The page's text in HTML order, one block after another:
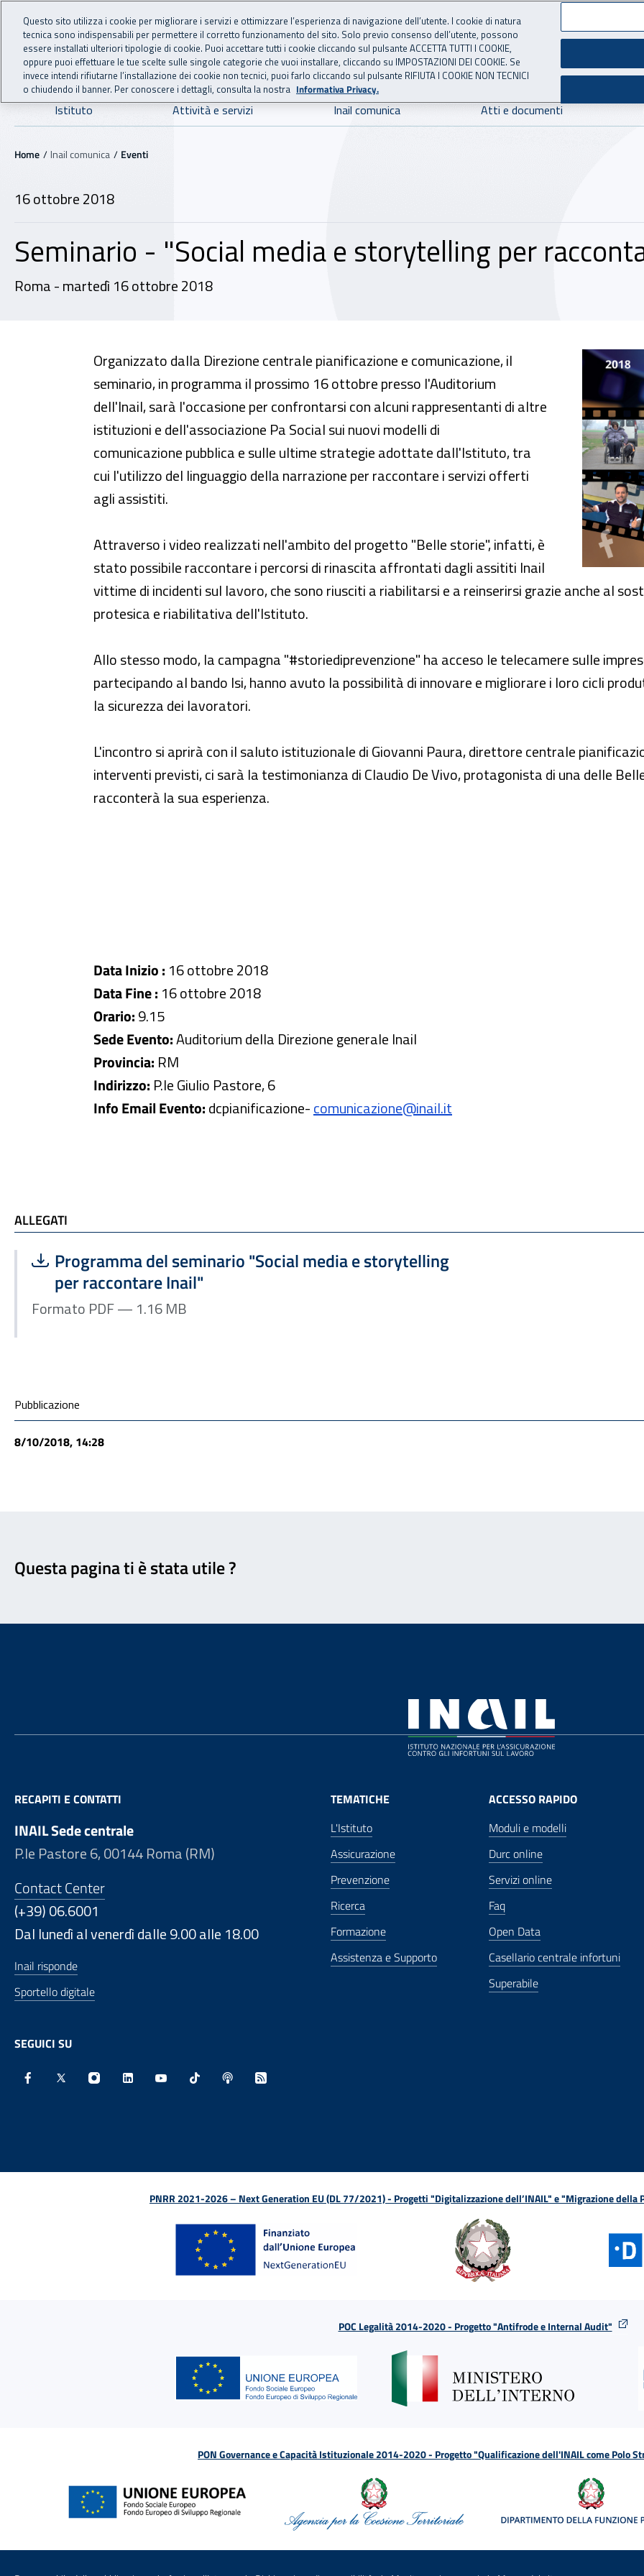
Vai al menu principale
Vai al contenuto principale
INAIL - Istituto Nazionale per l'Assicurazione
Navigazione principale
Istituto Attività e servizi Inail comunica Atti e documenti
Navigazione - Ti trovi in:
Home Inail comunica Eventi
16 ottobre 2018
Seminario - "Social media e storytelling per
Roma - martedì 16 ottobre 2018
Seminario - "Social media e storytelling per raccontare Inail"
Organizzato dalla Direzione centrale pianificazione e comunicazione, il
seminario, in programma il prossimo 16 ottobre presso l'Auditorium
dell'Inail, sarà l'occasione per confrontarsi con alcuni rappresentanti di altre
istituzioni e dell'associazione Pa Social sui nuovi modelli di
comunicazione pubblica e sulle ultime strategie adottate dall'Istituto, tra
cui l'utilizzo del linguaggio della narrazione per raccontare i servizi offerti
agli assistiti.
Attraverso i video realizzati nell'ambito del progetto "Belle storie", infatti, è
stato possibile raccontare i percorsi di rinascita affrontati dagli assititi Inail
vittime di incidenti sul lavoro, che sono riusciti a riabilitarsi e a reinserirsi grazie anche al
protesica e riabilitativa dell'Istituto.
Allo stesso modo, la campagna "#storiediprevenzione" ha acceso le telecamere sulle
partecipando al bando Isi, hanno avuto la possibilità di innovare e migliorare i loro cicli
la sicurezza dei lavoratori.
L'incontro si aprirà con il saluto istituzionale di Giovanni Paura, direttore centrale
interventi previsti, ci sarà la testimonianza di Claudio De Vivo, protagonista di una delle
racconterà la sua esperienza.
Data Inizio : 16 ottobre 2018
Data Fine : 16 ottobre 2018
Orario:9.15
Sede Evento:Auditorium della Direzione generale Inail
Provincia: RM
Indirizzo: P.le Giulio Pastore, 6
Info Email Evento:dcpianificazione-comunicazione@inail.it
ALLEGATI
ALLEGATI
Scarica file:
Programma del seminario "Social media e storytelling
per raccontare Inail"
Formato PDF — Dimensione 1.16 MB
Formato PDF — 1.16 MB
Condivisione social
Pubblicazione
8/10/2018, 14:28
Questa pagina ti è stata utile ?
RECAPITI E CONTATTI
INAIL Sede centrale
P.le Pastore 6, 00144 Roma (RM)
Contact Center
(+39) 06.6001
Dal lunedì al venerdì dalle 9.00 alle 18.00
Inail risponde
Sportello digitale
SEGUICI SU
TEMATICHE
L'Istituto
Assicurazione
Prevenzione
Ricerca
Formazione
Assistenza e Supporto
ACCESSO RAPIDO
Moduli e modelli
Durc online
Servizi online
Faq
Open Data
Casellario centrale infortuni
Superabile
PNRR 2021-2026 – Next Generation EU (DL 77/2021) - Progetti "Digitalizzazione dell’INAIL" e "Migrazione della
POC Legalità 2014-2020 - Progetto "Antifrode e Internal Audit"
PON Governance e Capacità Istituzionale 2014-2020 - Progetto "Qualificazione dell'INAIL come Polo
Questo sito utilizza i cookie per migliorare i servizi e ottimizzare l’esperienza di navigazione dell’utente. I cookie di natura
tecnica sono indispensabili per permettere il corretto funzionamento del sito. Solo previo consenso dell’utente, possono
essere installati ulteriori tipologie di cookie. Puoi accettare tutti i cookie cliccando sul pulsante ACCETTA TUTTI I COOKIE,
oppure puoi effettuare le tue scelte sulle singole categorie che vuoi installare, cliccando su IMPOSTAZIONI DEI COOKIE. Se
invece intendi rifiutarne l’installazione dei cookie non tecnici, puoi farlo cliccando sul pulsante RIFIUTA I COOKIE NON TECNICI
o chiudendo il banner. Per conoscere i dettagli, consulta la nostra Informativa Privacy.